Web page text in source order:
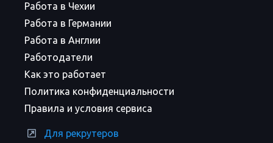
Работа в Чехии
Работа в Германии
Работа в Англии
Работодатели
Как это работает
Политика конфиденциальности
Правила и условия сервиса
Для рекрутеров